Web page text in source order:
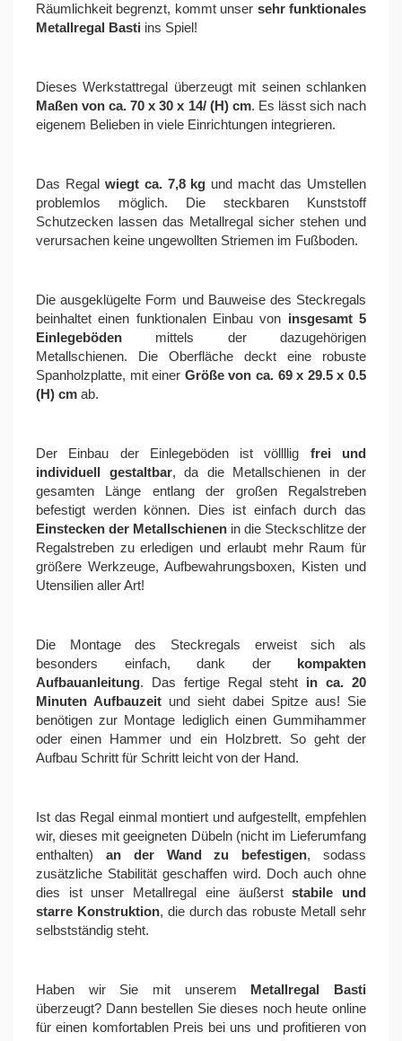
Räumlichkeit begrenzt, kommt unser sehr funktionales
Metallregal Basti ins Spiel!
Dieses Werkstattregal überzeugt mit seinen schlanken
Maßen von ca. 70 x 30 x 14/ (H) cm. Es lässt sich nach
eigenem Belieben in viele Einrichtungen integrieren.
Das Regal wiegt ca. 7,8 kg und macht das Umstellen
problemlos möglich. Die steckbaren Kunststoff
Schutzecken lassen das Metallregal sicher stehen und
verursachen keine ungewollten Striemen im Fußboden.
Die ausgeklügelte Form und Bauweise des Steckregals
beinhaltet einen funktionalen Einbau von insgesamt 5
Einlegeböden mittels der dazugehörigen
Metallschienen. Die Oberfläche deckt eine robuste
Spanholzplatte, mit einer Größe von ca. 69 x 29.5 x 0.5
(H) cm ab.
Der Einbau der Einlegeböden ist völlllig frei und
individuell gestaltbar, da die Metallschienen in der
gesamten Länge entlang der großen Regalstreben
befestigt werden können. Dies ist einfach durch das
Einstecken der Metallschienen in die Steckschlitze der
Regalstreben zu erledigen und erlaubt mehr Raum für
größere Werkzeuge, Aufbewahrungsboxen, Kisten und
Utensilien aller Art!
Die Montage des Steckregals erweist sich als
besonders einfach, dank der kompakten
Aufbauanleitung. Das fertige Regal steht in ca. 20
Minuten Aufbauzeit und sieht dabei Spitze aus! Sie
benötigen zur Montage lediglich einen Gummihammer
oder einen Hammer und ein Holzbrett. So geht der
Aufbau Schritt für Schritt leicht von der Hand.
Ist das Regal einmal montiert und aufgestellt, empfehlen
wir, dieses mit geeigneten Dübeln (nicht im Lieferumfang
enthalten) an der Wand zu befestigen, sodass
zusätzliche Stabilität geschaffen wird. Doch auch ohne
dies ist unser Metallregal eine äußerststabile und
starre Konstruktion, die durch das robuste Metall sehr
selbstständig steht.
Haben wir Sie mit unserem Metallregal Basti
überzeugt? Dann bestellen Sie dieses noch heute online
für einen komfortablen Preis bei uns und profitieren von